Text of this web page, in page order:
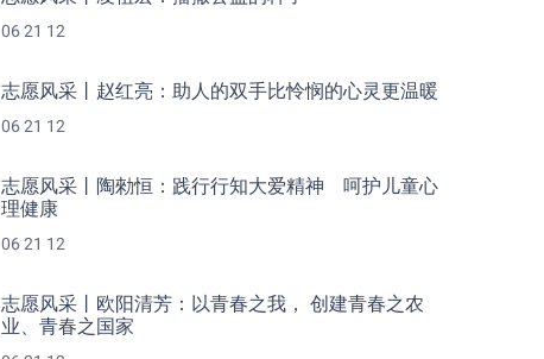
06 21 12
志愿风采丨赵红亮：助人的双手比怜悯的心灵更温暖
06 21 12
志愿风采丨陶勑恒：践行行知大爱精神 呵护儿童心
理健康
06 21 12
志愿风采丨欧阳清芳：以青春之我， 创建青春之农
业、青春之国家